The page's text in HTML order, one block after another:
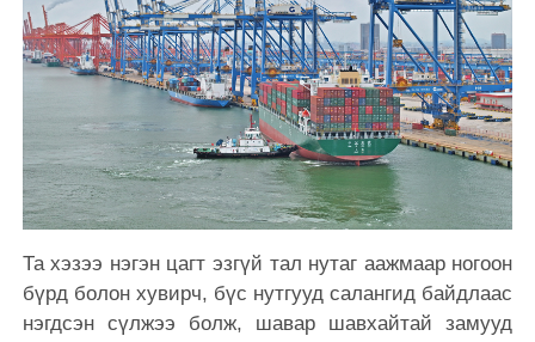
Та хэзээ нэгэн цагт эзгүй тал нутаг аажмаар ногоон
бүрд болон хувирч, бүс нутгууд салангид байдлаас
нэгдсэн сүлжээ болж, шавар шавхайтай замууд